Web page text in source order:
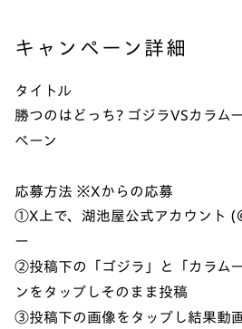
キャンペーン詳細
タイトル
勝つのはどっち? ゴジラVSカラム
ペーン
応募方法 ※Xからの応募
①X上で、湖池屋公式アカウント (
ー
②投稿下の「ゴジラ」と「カラム
ンをタップしそのまま投稿
③投稿下の画像をタップし結果動